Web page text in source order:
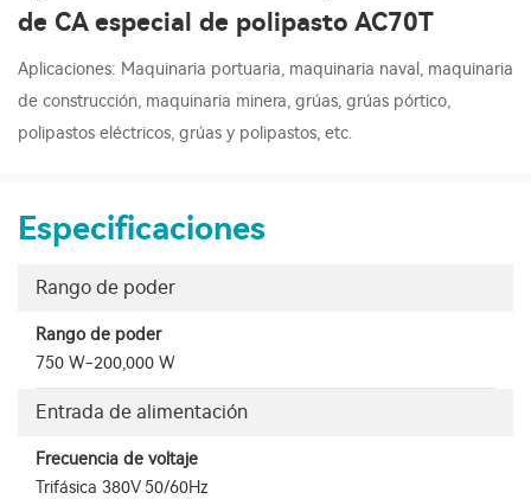
de CA especial de polipasto AC70T
Aplicaciones: Maquinaria portuaria, maquinaria naval, maquinaria
de construcción, maquinaria minera, grúas, grúas pórtico,
polipastos eléctricos, grúas y polipastos, etc.
Especificaciones
Rango de poder
Rango de poder
750 W-200,000 W
Entrada de alimentación
Frecuencia de voltaje
Trifásica 380V 50/60Hz